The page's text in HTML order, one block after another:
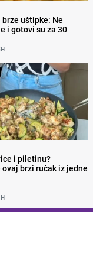
brze uštipke: Ne
i gotovi su za 30
i piletinu?
brzi ručak iz jedne